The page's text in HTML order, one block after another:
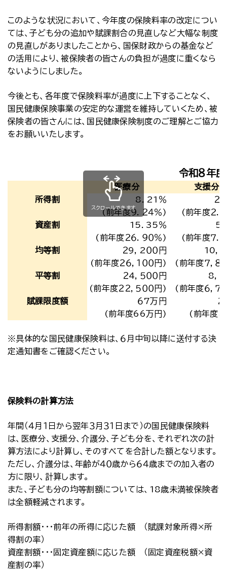
このような状況において、今年度の保険料率の改定につい
ては、子ども分の追加や賦課割合の見直しなど大幅な制度
の見直しがありましたことから、国保財政からの基金など
の活用により、被保険者の皆さんの負担が過度に重くなら
ないようにしました。
今後とも、各年度で保険料率が過度に上下することなく、
国民健康保険事業の安定的な運営を維持していくため、被
保険者の皆さんには、国民健康保険制度のご理解とご協力
をお願いいたします。
令和８年
医療分
支援分
所得割
8．21％
(前年度９．２４％)
２
(前年度２．
資産割
15．35％
(前年度２６．９０％)
5
(前年度７．
均等割
２9，2００円
(前年度２６，１００円)
10，1
(前年度７，８
平等割
２4，５００円
(前年度２２，５００円)
8，5
(前年度６，７
賦課限度額
６7万円
(前年度66万円)
２
(前年度
スクロールできます
※具体的な国民健康保険料は、６月中旬以降に送付する決
定通知書をご確認ください。
保険料の計算方法
年間（４月１日から翌年３月３１日まで）の国民健康保険料
は、医療分、支援分、介護分、子ども分を、それぞれ次の計
算方法により計算し、そのすべてを合計した額となります。
ただし、介護分は、年齢が４０歳から６４歳までの加入者の
方に限り、計算します。
また、子ども分の均等割額については、18歳未満被保険者
は全額軽減されます。
所得割額・・・前年の所得に応じた額 （賦課対象所得×所
得割の率）
資産割額・・・固定資産額に応じた額 （固定資産税額×資
産割の率）